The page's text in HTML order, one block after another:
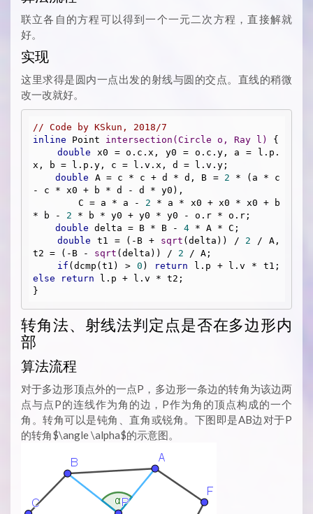
联立各自的方程可以得到一个一元二次方程，直接解就
好。
实现
这里求得是圆内一点出发的射线与圆的交点。直线的稍微
改一改就好。
// Code by KSkun, 2018/7
inline Point intersection (Circle o, Ray l)
{
double x0 = o.c.x, y0 = o.c.y, a = l.p.
x, b = l.p.y, c = l.v.x, d = l.v.y;
double A = c * c + d * d, B = 2 * (a * c
- c * x0 + b * d - d * y0),
        C = a * a -
2 * a * x0 + x0 * x0 + b
* b - 2 * b * y0 + y0 * y0 - o.r * o.r;
double delta = B * B - 4 * A * C;
double t1 = (-B + sqrt (delta)) / 2 / A,
t2 = (-B - sqrt (delta)) / 2 / A;
if (dcmp(t1) > 0 ) return
else
return l.p + l.v * t2;
转角法、射线法判定点是否在多边形内
部
算法流程
对于多边形顶点外的一点P，多边形一条边的转角为该边两
点与点P的连线作为角的边，P作为角的顶点构成的一个
角。转角可以是钝角、直角或锐角。下图即是AB边对于P
的转角$\angle \alpha$的示意图。